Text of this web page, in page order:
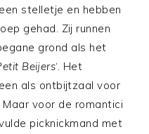
stelletje en hebben
gehad. Zij runnen
grond als het
Beijers‘. Het
als ontbijtzaal voor
voor de romantici
picknickmand met